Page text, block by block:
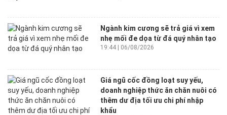
Ngành kim cương sẽ trả giá vì xem
nhẹ mối đe dọa từ đá quý nhân tạo
19:44 | 06/08/2026
Giá ngũ cốc đồng loạt suy yếu,
doanh nghiệp thức ăn chăn nuôi có
thêm dư địa tối ưu chi phí nhập
khẩu